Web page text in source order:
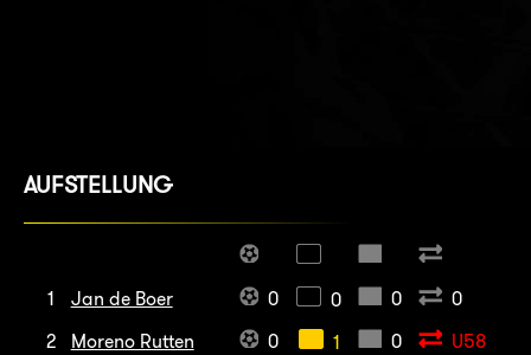
AUFSTELLUNG
1 Jan de Boer 0 0 0
0
2
Moreno Rutten 0 1 0
U58